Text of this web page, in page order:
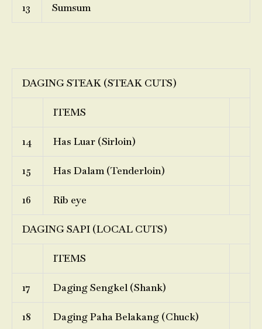
13 Sumsum
DAGING STEAK (STEAK CUTS)
ITEMS
14 Has Luar (Sirloin)
15 Has Dalam (Tenderloin)
16 Rib eye
DAGING SAPI (LOCAL CUTS)
ITEMS
17 Daging Sengkel (Shank)
18 Daging Paha Belakang (Chuck)